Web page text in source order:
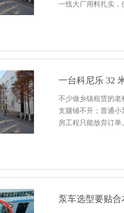
一线大厂用料扎实
一台科尼乐 32
不少做乡镇租赁的老
支腿铺不开；普通
房工程只能放弃订
泵车选型要贴合